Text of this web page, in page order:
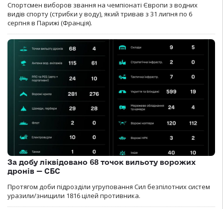
Спортсмен виборов звання на чемпіонаті Європи з водних
видів спорту (стрибки у воду), який тривав з 31 липня по 6
серпня в Парижі (Франція).
За добу ліквідовано 68 точок вильоту ворожих
дронів — СБС
Протягом доби підрозділи угруповання Сил безпілотних систем
уразили/знищили 1816 цілей противника.